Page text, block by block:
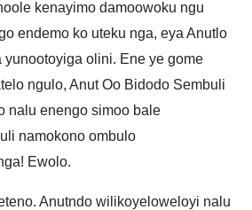
kenayimo damoowoku ngu
endemo ko uteku nga, eya Anutlo
olini. Ene ye gome
ngulo, Anut Oo Bidodo Sembuli
nalu enengo simoo bale
namokono ombulo
Ewolo.
Anutndo wilikoyeloweloyi nalu